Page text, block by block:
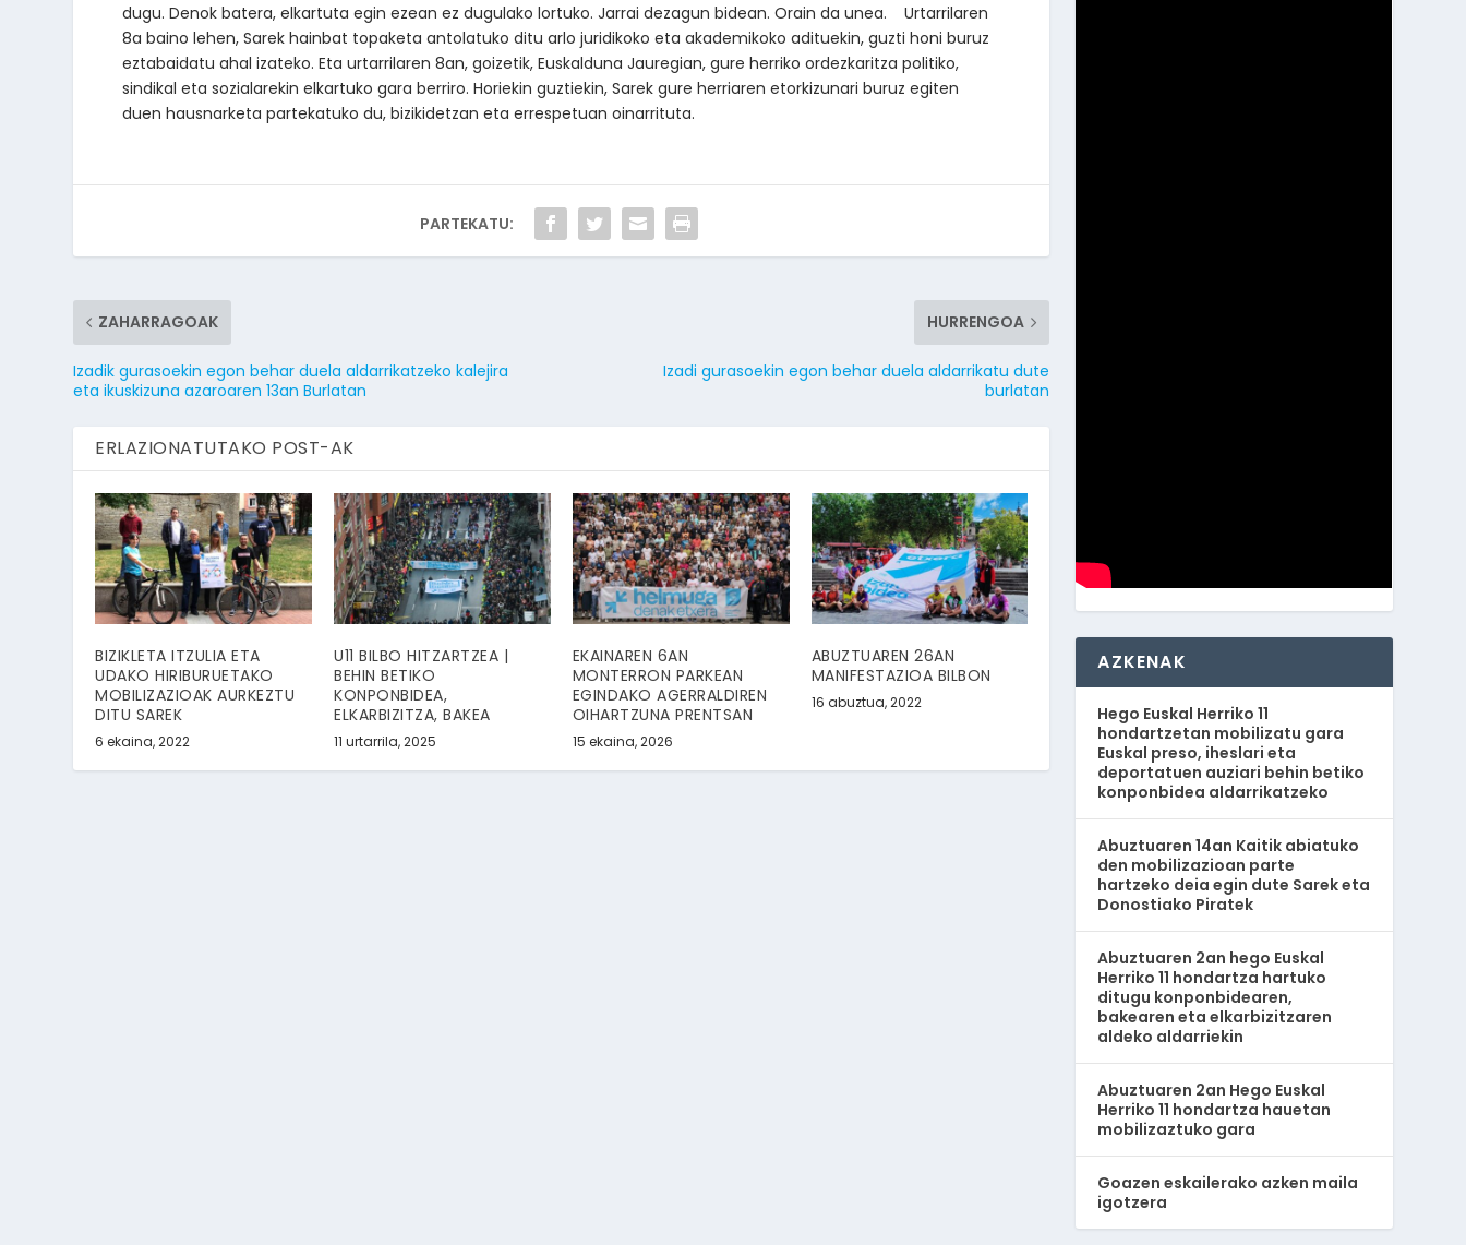
dugu. Denok batera, elkartuta egin ezean ez dugulako lortuko. Jarrai dezagun bidean. Orain da unea. Urtarrilaren
8a baino lehen, Sarek hainbat topaketa antolatuko ditu arlo juridikoko eta akademikoko adituekin, guzti honi buruz
eztabaidatu ahal izateko. Eta urtarrilaren 8an, goizetik, Euskalduna Jauregian, gure herriko ordezkaritza politiko,
sindikal eta sozialarekin elkartuko gara berriro. Horiekin guztiekin, Sarek gure herriaren etorkizunari buruz egiten
duen hausnarketa partekatuko du, bizikidetzan eta errespetuan oinarrituta.
PARTEKATU:
ZAHARRAGOAK
Izadik gurasoekin egon behar duela aldarrikatzeko kalejira
eta ikuskizuna azaroaren 13an Burlatan
HURRENGOA
Izadi gurasoekin egon behar duela aldarrikatu dute
burlatan
ERLAZIONATUTAKO POST-AK
BIZIKLETA ITZULIA ETA
UDAKO HIRIBURUETAKO
MOBILIZAZIOAK AURKEZTU
DITU SAREK
6 ekaina, 2022
U11 BILBO HITZARTZEA |
BEHIN BETIKO
KONPONBIDEA,
ELKARBIZITZA, BAKEA
11 urtarrila, 2025
EKAINAREN 6AN
MONTERRON PARKEAN
EGINDAKO AGERRALDIREN
OIHARTZUNA PRENTSAN
15 ekaina, 2026
ABUZTUAREN 26AN
MANIFESTAZIOA BILBON
16 abuztua, 2022
AZKENAK
Hego Euskal Herriko 11
hondartzetan mobilizatu gara
Euskal preso, iheslari eta
deportatuen auziari behin betiko
konponbidea aldarrikatzeko
Abuztuaren 14an Kaitik abiatuko
den mobilizazioan parte
hartzeko deia egin dute Sarek eta
Donostiako Piratek
Abuztuaren 2an hego Euskal
Herriko 11 hondartza hartuko
ditugu konponbidearen,
bakearen eta elkarbizitzaren
aldeko aldarriekin
Abuztuaren 2an Hego Euskal
Herriko 11 hondartza hauetan
mobilizaztuko gara
Goazen eskailerako azken maila
igotzera